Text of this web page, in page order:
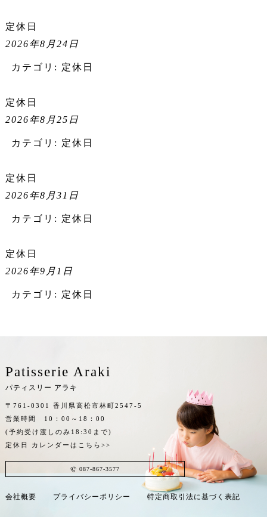
定休日
2026年8月24日
カテゴリ: 定休日
定休日
2026年8月25日
カテゴリ: 定休日
定休日
2026年8月31日
カテゴリ: 定休日
定休日
2026年9月1日
カテゴリ: 定休日
Patisserie Araki
パティスリー アラキ
〒761-0301 香川県高松市林町2547-5
営業時間 10：00～18：00
(予約受け渡しのみ18:30まで)
定休日 カレンダーはこちら>>
087-867-3577
会社概要 プライバシーポリシー 特定商取引法に基づく表記